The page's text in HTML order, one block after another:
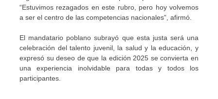
“Estuvimos rezagados en este rubro, pero hoy volvemos
a ser el centro de las competencias nacionales”, afirmó.
El mandatario poblano subrayó que esta justa será una
celebración del talento juvenil, la salud y la educación, y
expresó su deseo de que la edición 2025 se convierta en
una experiencia inolvidable para todas y todos los
participantes.